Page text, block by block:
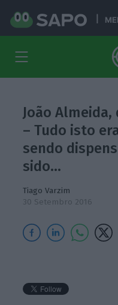
João Almeida,
– Tudo isto
sendo
sido…
Tiago Varzim
30 Setembro 2016